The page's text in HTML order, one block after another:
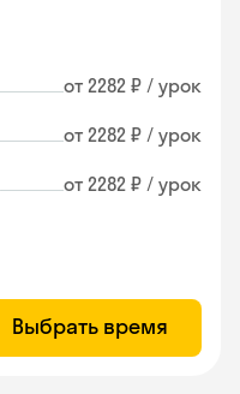
от 2282 ₽ / урок
от 2282 ₽ / урок
от 2282 ₽ / урок
Выбрать время